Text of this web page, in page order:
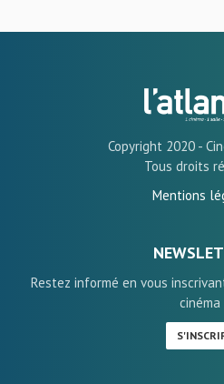
Copyright 2020 -
Tous droits
Mentions
Restez informé en vous
cinéma